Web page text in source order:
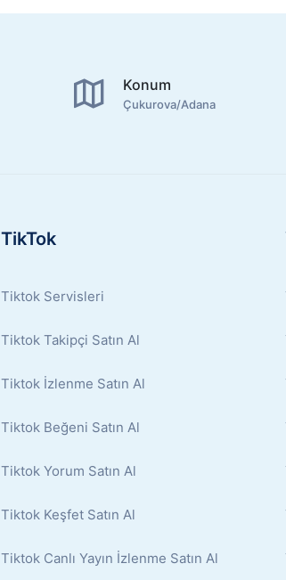
Konum
Çukurova/Adana
TikTok
Tiktok Servisleri
Tiktok Takipçi Satın Al
Tiktok İzlenme Satın Al
Tiktok Beğeni Satın Al
Tiktok Yorum Satın Al
Tiktok Keşfet Satın Al
Tiktok Canlı Yayın İzlenme Satın Al